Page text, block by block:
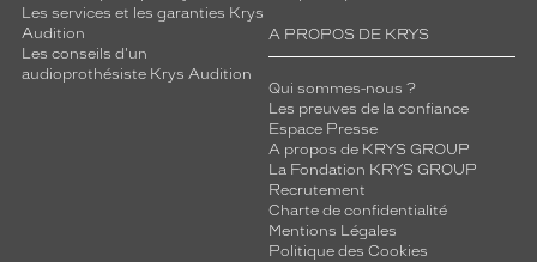
Les services et les garanties Krys
Audition
Les conseils d'un
audioprothésiste Krys Audition
A PROPOS DE KRYS
Qui sommes-nous ?
Les preuves de la confiance
Espace Presse
A propos de KRYS GROUP
La Fondation KRYS GROUP
Recrutement
Charte de confidentialité
Mentions Légales
Politique des Cookies